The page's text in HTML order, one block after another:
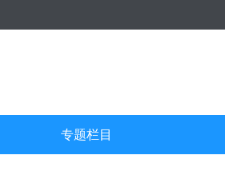
专题栏目